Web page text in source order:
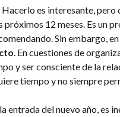
es interesante,
12 meses. Es un
Sin embargo,
. En cuestiones de
y ser consciente de la
tiempo y no siempre
entrada del nuevo año, es